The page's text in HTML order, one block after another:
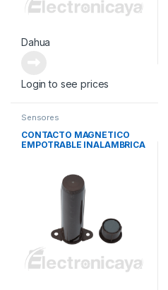
Dahua
Login to see prices
Sensores
CONTACTO MAGNETICO
EMPOTRABLE INALAMBRICA